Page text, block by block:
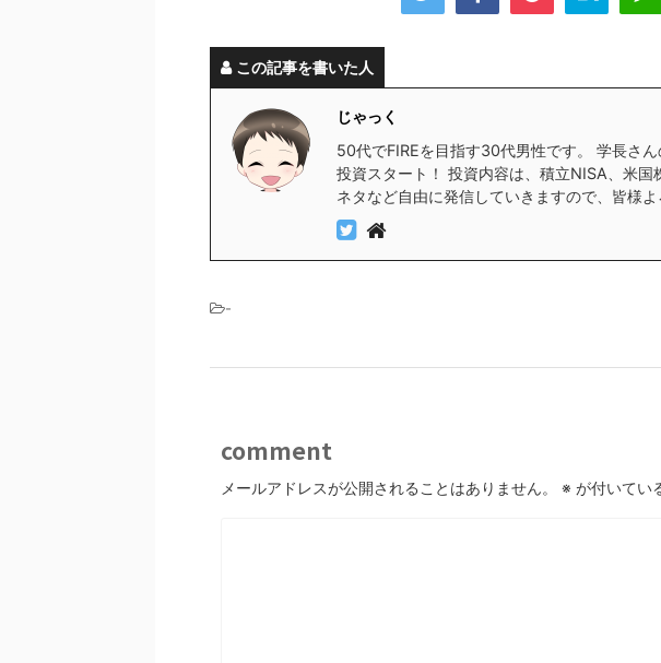
この記事を書いた人
じゃっく
50代でFIREを目指す30代男性です。 学長さ
投資スタート！ 投資内容は、積立NISA、米
ネタなど自由に発信していきますので、皆様よ
-
comment
メールアドレスが公開されることはありません。 ※ が付いてい